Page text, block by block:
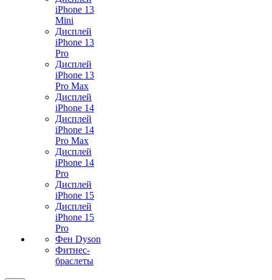
iPhone 13
Mini
Дисплей
iPhone 13
Pro
Дисплей
iPhone 13
Pro Max
Дисплей
iPhone 14
Дисплей
iPhone 14
Pro Max
Дисплей
iPhone 14
Pro
Дисплей
iPhone 15
Дисплей
iPhone 15
Pro
Фен Dyson
Фитнес-
браслеты